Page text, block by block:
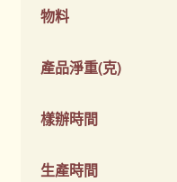
物料
產品淨重(克)
樣辦時間
生產時間